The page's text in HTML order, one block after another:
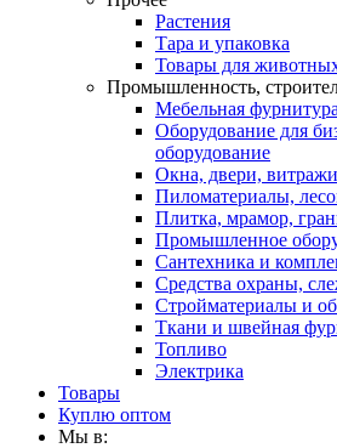
Растения
Тара и упаковка
Товары для
Промышленность,
Мебельная фурнитура
Оборудование для
оборудование
Окна, двери,
Пиломатериалы,
Плитка, мрамор,
Промышленное
Сантехника и
Средства охраны,
Стройматериалы и
Ткани и швейная
Топливо
Электрика
Товары
Куплю оптом
Мы в: